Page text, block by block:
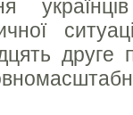
друге